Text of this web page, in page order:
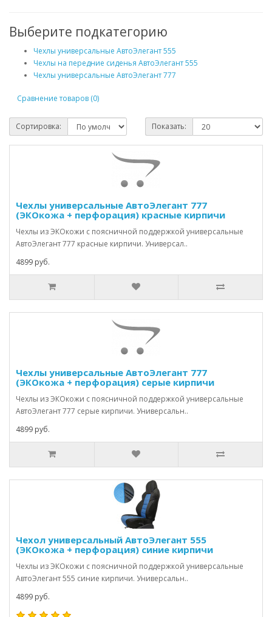
Выберите подкатегорию
Чехлы универсальные АвтоЭлегант 555
Чехлы на передние сиденья АвтоЭлегант 555
Чехлы универсальные АвтоЭлегант 777
Сравнение товаров (0)
Сортировка: Показать:
Чехлы универсальные АвтоЭлегант 777
(ЭКОкожа + перфорация) красные кирпичи
Чехлы из ЭКОкожи с поясничной поддержкой универсальные
АвтоЭлегант 777 красные кирпичи. Универсал..
4899 руб.
Чехлы универсальные АвтоЭлегант 777
(ЭКОкожа + перфорация) серые кирпичи
Чехлы из ЭКОкожи с поясничной поддержкой универсальные
АвтоЭлегант 777 серые кирпичи. Универсальн..
4899 руб.
Чехол универсальный АвтоЭлегант 555
(ЭКОкожа + перфорация) синие кирпичи
Чехлы из ЭКОкожи с поясничной поддержкой универсальные
АвтоЭлегант 555 синие кирпичи. Универсальн..
4899 руб.